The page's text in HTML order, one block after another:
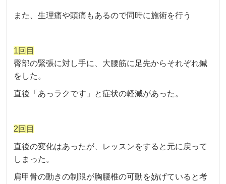
また、生理痛や頭痛もあるので同時に施術を行う
1回目
臀部の緊張に対し手に、大腰筋に足先からそれぞれ鍼
をした。
直後「あっラクです」と症状の軽減があった。
2回目
直後の変化はあったが、レッスンをすると元に戻って
しまった。
肩甲骨の動きの制限が胸腰椎の可動を妨げていると考